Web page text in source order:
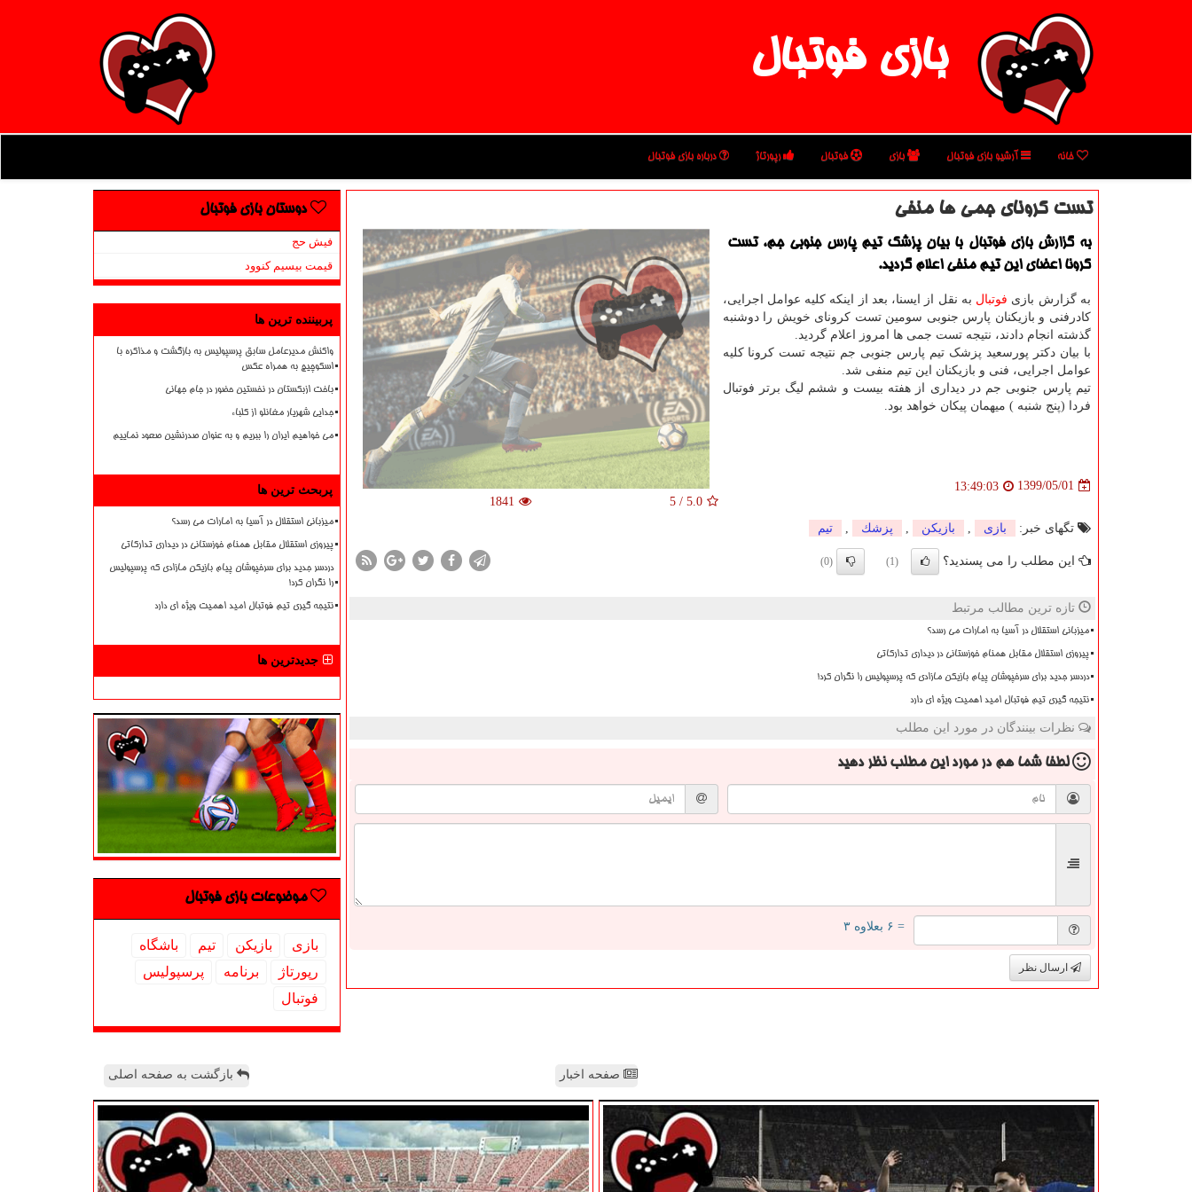
بازی فوتبال
خانه آرشیو بازی فوتبال بازی فوتبال رپورتاژ درباره بازی فوتبال
تست كرونای جمی ها منفی
به گزارش بازی فوتبال با بیان پزشك تیم پارس جنوبی جم، تست
كرونا اعضای این تیم منفی اعلام گردید.
به گزارش بازی فوتبال به نقل از ایسنا، بعد از اینکه کلیه عوامل اجرایی،
کادرفنی و بازیکنان پارس جنوبی سومین تست کرونای خویش را دوشنبه
گذشته انجام دادند، نتیجه تست جمی ها امروز اعلام گردید.
با بیان دکتر پورسعید پزشک تیم پارس جنوبی جم نتیجه تست کرونا کلیه
عوامل اجرایی، فنی و بازیکنان این تیم منفی شد.
تیم پارس جنوبی جم در دیداری از هفته بیست و ششم لیگ برتر فوتبال
فردا (پنج شنبه ) میهمان پیکان خواهد بود.
1399/05/01
13:49:03
5.0
/
5
1841
تگهای خبر:
بازی بازیكن پزشك تیم
این مطلب را می پسندید؟ (1)
(0)
تازه ترین مطالب مرتبط
میزبانی استقلال در آسیا به امارات می رسد؟
پیروزی استقلال مقابل همنام خوزستانی در دیداری تدارکاتی
دردسر جدید برای سرخپوشان پیام بازیکن مازادی که پرسپولیس را نگران کرد!
نتیجه گیری تیم فوتبال امید اهمیت ویژه ای دارد
نظرات بینندگان در مورد این مطلب
لطفا شما همدر مورد این مطلب نظر دهید
= ۶ بعلاوه ۳
ارسال نظر
دوستان بازی فوتبال
فیش حج
قیمت بیسیم کنوود
پربیننده ترین ها
واکنش مدیرعامل سابق پرسپولیس به بازگشت و مذاکره با
اسکوچیچ به همراه عکس
باخت ازبکستان در نخستین حضور در جام جهانی
جدایی شهریار مغانلو از کلباء
می خواهیم ایران را ببریم و به عنوان صدرنشین صعود نماییم
پربحث ترین ها
میزبانی استقلال در آسیا به امارات می رسد؟
پیروزی استقلال مقابل همنام خوزستانی در دیداری تدارکاتی
دردسر جدید برای سرخپوشان پیام بازیکن مازادی که پرسپولیس
را نگران کرد!
نتیجه گیری تیم فوتبال امید اهمیت ویژه ای دارد
جدیدترین ها
موضوعات بازی فوتبال
بازی بازیكن تیم
باشگاه
رپورتاژ
برنامه
پرسپولیس
فوتبال
صفحه اخبار بازگشت به صفحه اصلی